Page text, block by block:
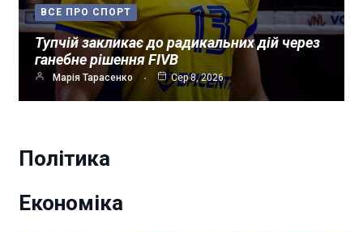
ВСЕ ПРО СПОРТ
Тупчій закликає до радикальних дій через
ганебне рішення FIVB
Марія Тарасенко Сер 8, 2026
Політика
Економіка